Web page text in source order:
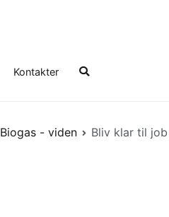
Kontakter
Biogas - viden Bliv klar til